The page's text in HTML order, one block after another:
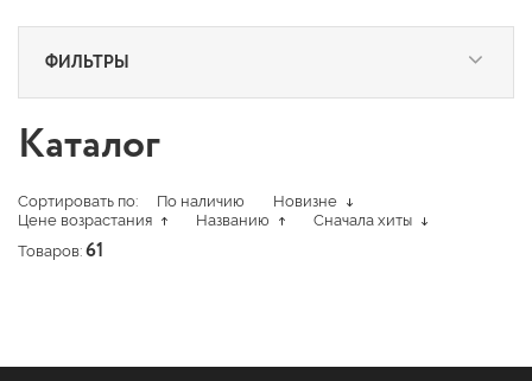
ФИЛЬТРЫ
Каталог
Сортировать по: По наличию
Новизне
Цене возрастания
Названию
Сначала хиты
Товаров: 61